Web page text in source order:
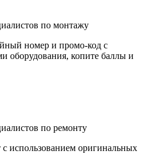
по монтажу
номер и промо-код с
оборудования, копите баллы и
по ремонту
использованием оригинальных